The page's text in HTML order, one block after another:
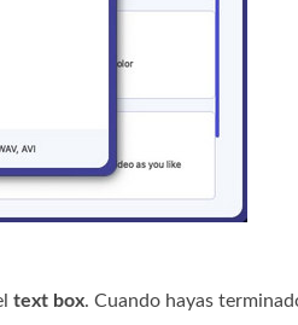
text box. Cuando hayas